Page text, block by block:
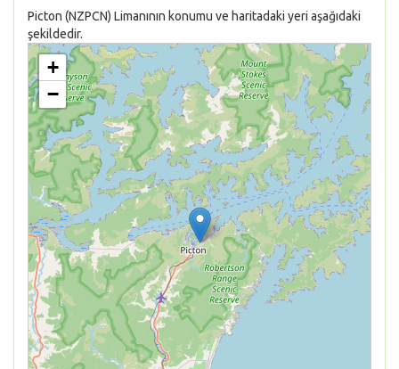
Picton (NZPCN) Limanının konumu ve haritadaki yeri aşağıdaki
şekildedir.
+
−